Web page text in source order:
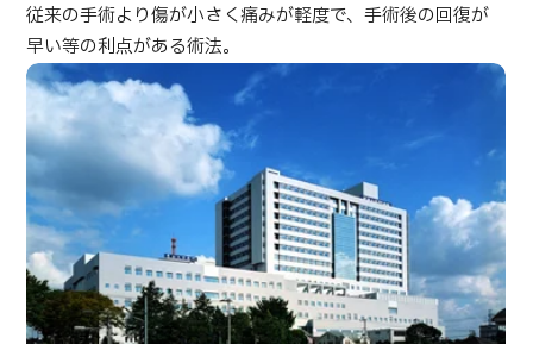
個人情報保護方針
ガイドラインポリシー
JTBのガバナンス
日本語 ENGLISH 中文 Tiếng Việt
お問い合わせ
従来の手術より傷が小さく痛みが軽度で、手術後の回復が
早い等の利点がある術法。